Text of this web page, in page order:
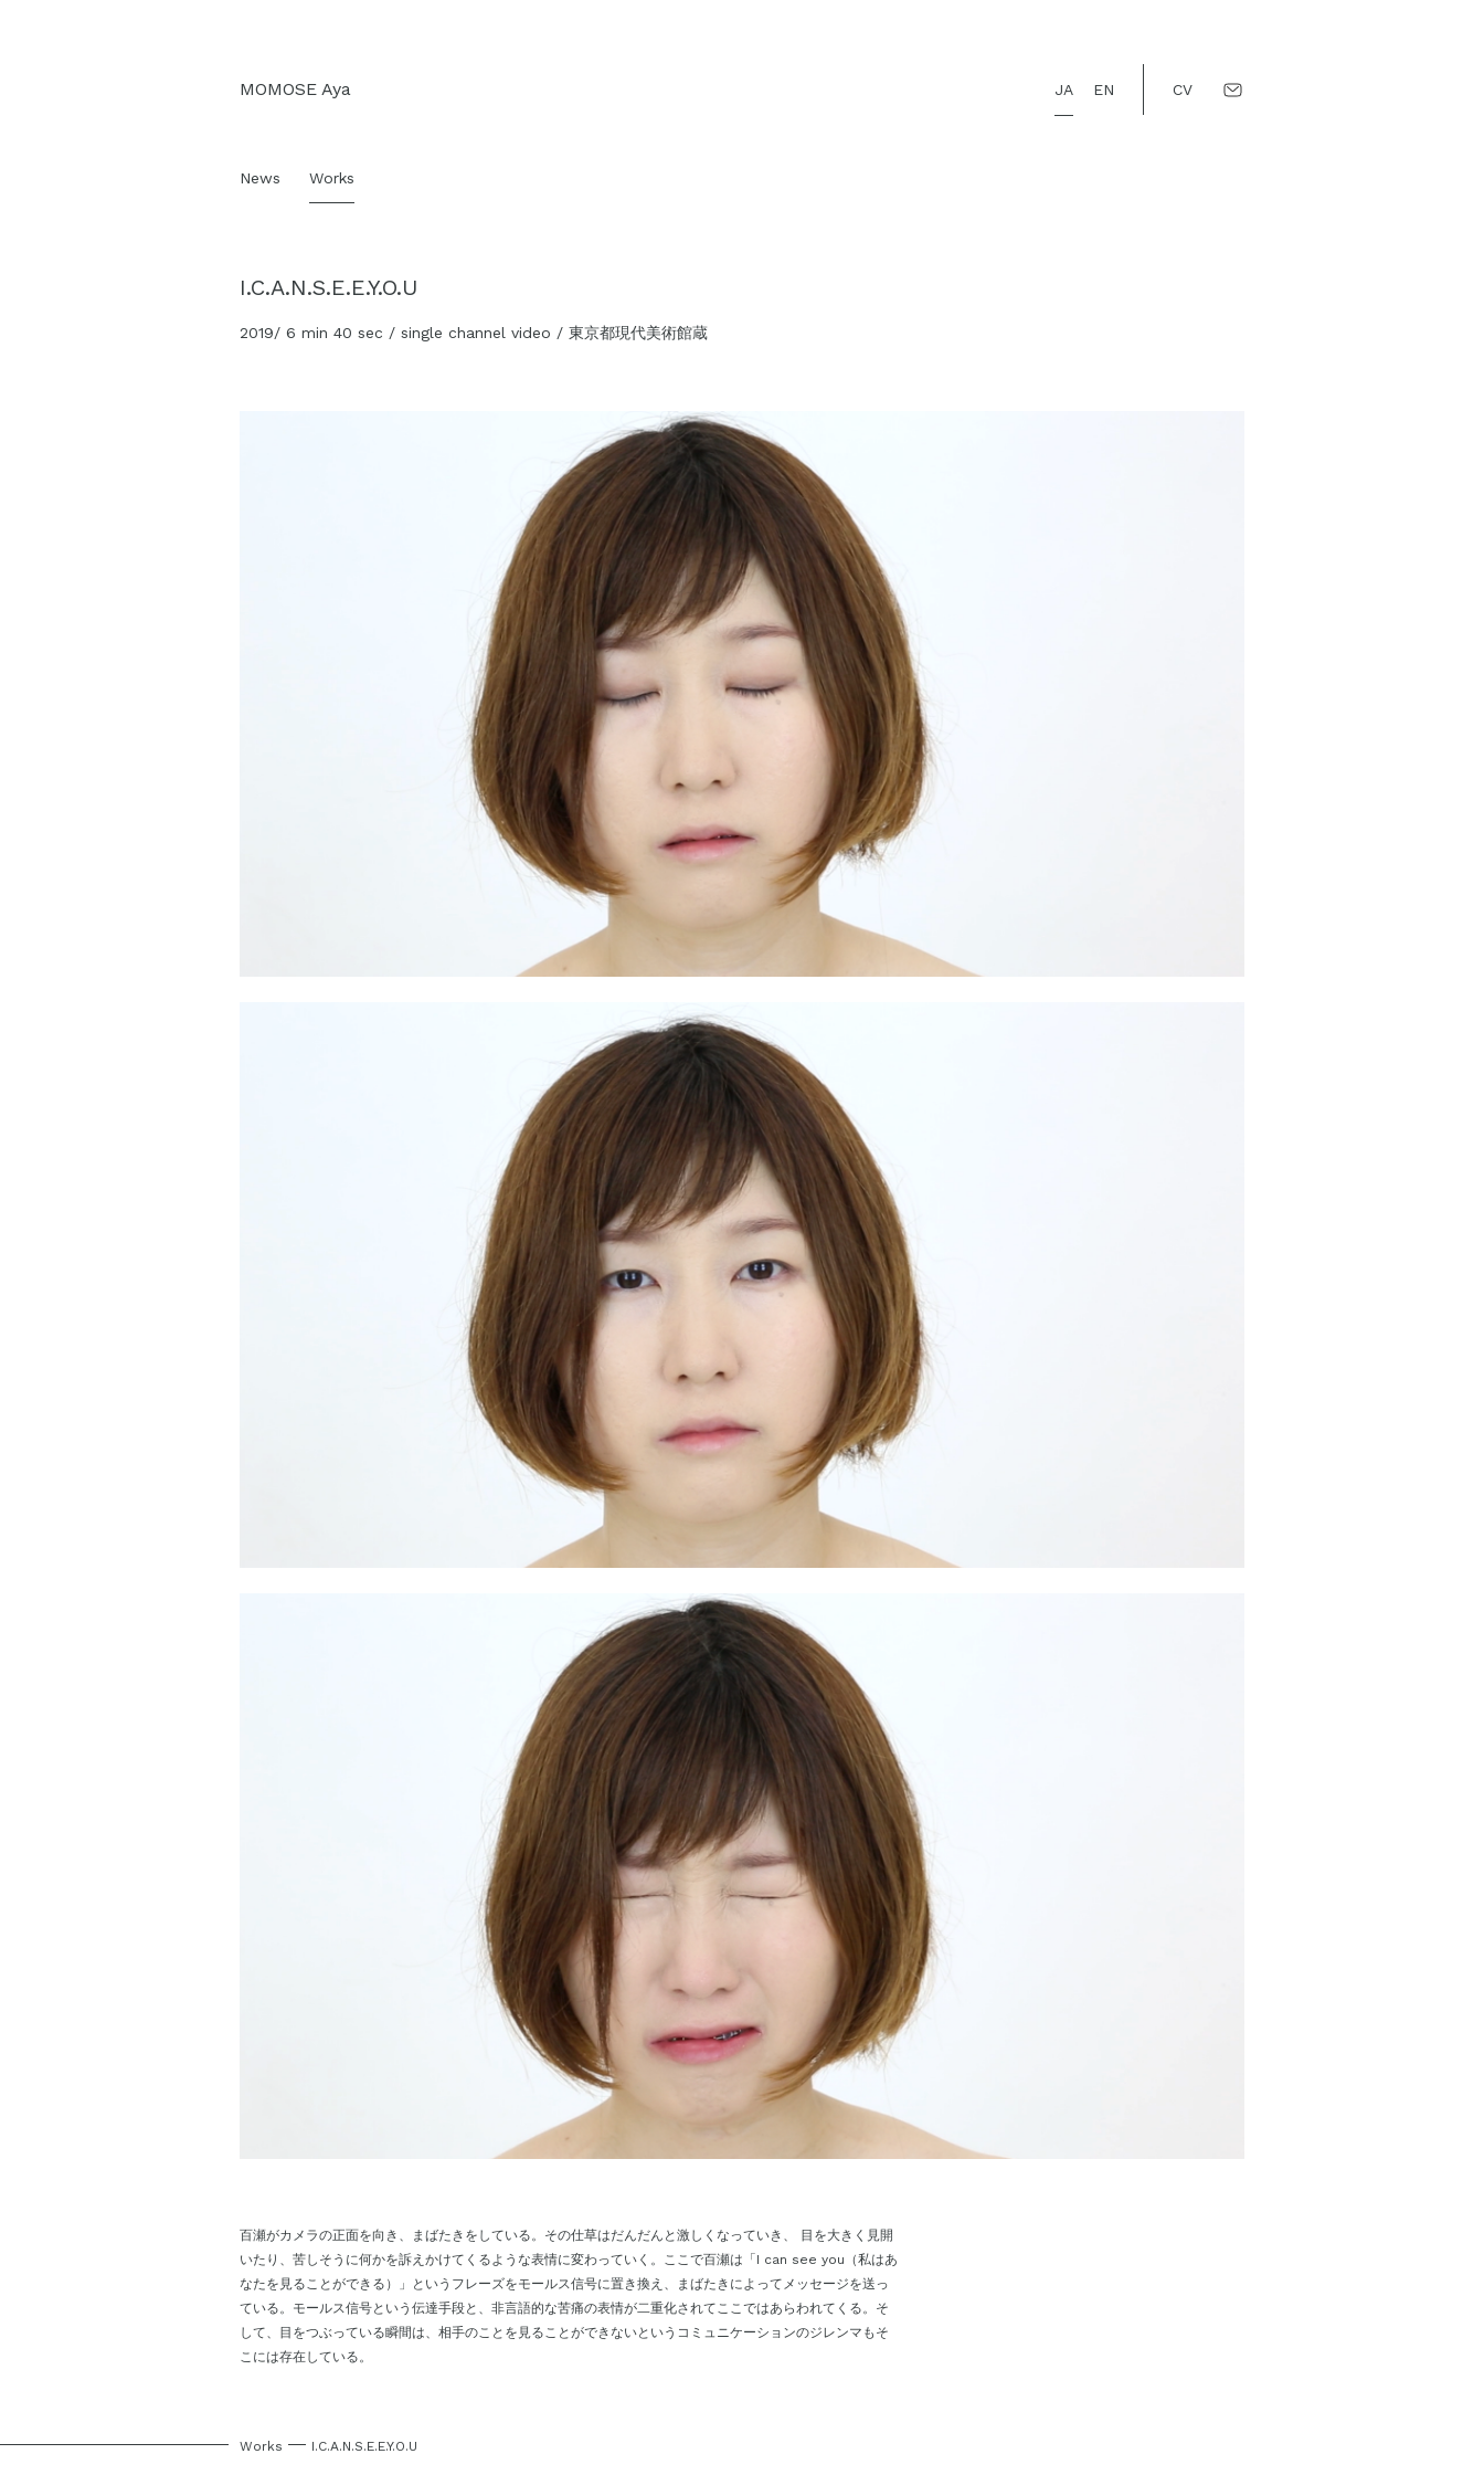
MOMOSE Aya
News Works
JA EN CV
I.C.A.N.S.E.E.Y.O.U
2019/ 6 min 40 sec / single channel video / 東京都現代美術館蔵
百瀬がカメラの正面を向き、まばたきをしている。その仕草はだんだんと激しくなっていき、 目を大きく見開
いたり、苦しそうに何かを訴えかけてくるような表情に変わっていく。ここで百瀬は「I can see you（私はあ
なたを見ることができる）」というフレーズをモールス信号に置き換え、まばたきによってメッセージを送っ
ている。モールス信号という伝達手段と、非言語的な苦痛の表情が二重化されてここではあらわれてくる。そ
して、目をつぶっている瞬間は、相手のことを見ることができないというコミュニケーションのジレンマもそ
こには存在している。
Works I.C.A.N.S.E.E.Y.O.U